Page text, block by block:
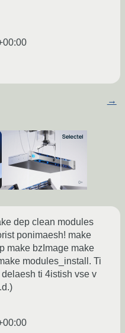
→
dep clean modules
ponimaesh! make
make bzImage make
modules_install. Ti
ti 4istish vse v